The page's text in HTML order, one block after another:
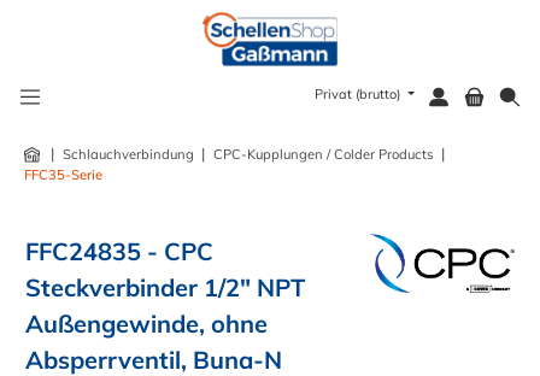
Privat (brutto)
| Schlauchverbindung | CPC-Kupplungen / Colder Products |
FFC35-Serie
FFC24835 - CPC
Steckverbinder 1/2" NPT
Außengewinde, ohne
Absperrventil, Buna-N